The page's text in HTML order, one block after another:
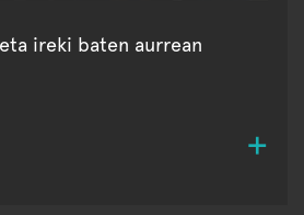
ireki baten aurrean